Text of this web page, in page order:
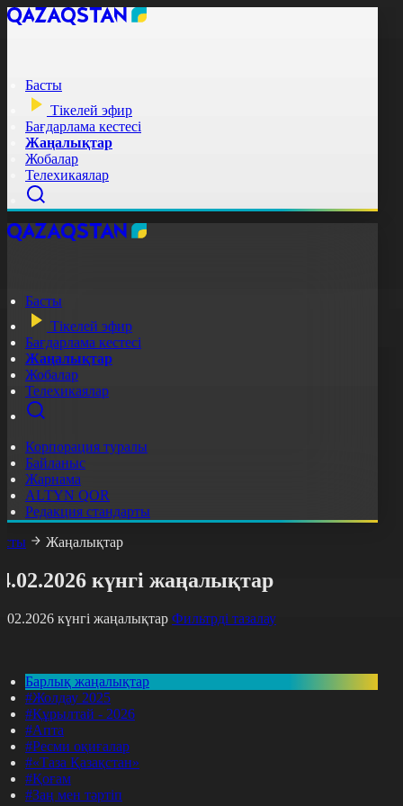
Басты
Тікелей эфир
Бағдарлама кестесі
Жаңалықтар
Жобалар
Телехикаялар
Басты
Тікелей эфир
Бағдарлама кестесі
Жаңалықтар
Жобалар
Телехикаялар
Корпорация туралы
Байланыс
Жарнама
ALTYN QOR
Редакция стандарты
Жаңалықтар
күнгі жаңалықтар
күнгі жаңалықтар Фильтрді тазалау
Барлық жаңалықтар
#Жолдау 2025
#Құрылтай - 2026
#Апта
#Ресми оқиғалар
#«Таза Қазақстан»
#Қоғам
#Заң мен тәртіп